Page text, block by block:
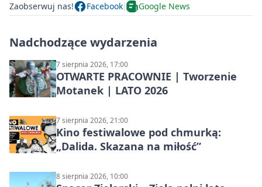
Zaobserwuj nas! Facebook Google News
Nadchodzące wydarzenia
7 sierpnia 2026, 17:00
OTWARTE PRACOWNIE | Tworzenie
Motanek | LATO 2026
7 sierpnia 2026, 21:00
Kino festiwalowe pod chmurką:
„Dalida. Skazana na miłość”
8 sierpnia 2026, 10:00